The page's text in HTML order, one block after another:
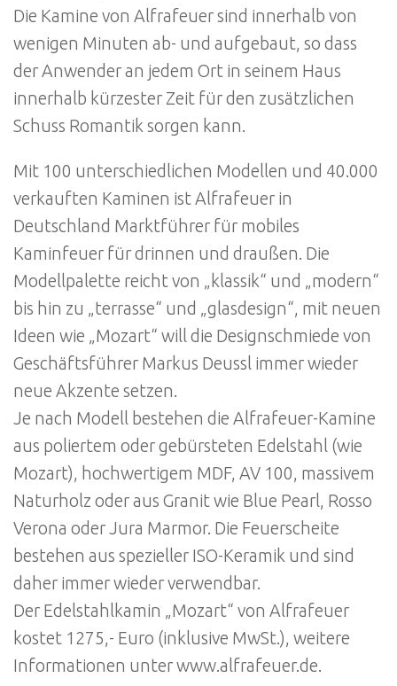
Die Kamine von Alfrafeuer sind innerhalb von
wenigen Minuten ab- und aufgebaut, so dass
der Anwender an jedem Ort in seinem Haus
innerhalb kürzester Zeit für den zusätzlichen
Schuss Romantik sorgen kann.
Mit 100 unterschiedlichen Modellen und 40.000
verkauften Kaminen ist Alfrafeuer in
Deutschland Marktführer für mobiles
Kaminfeuer für drinnen und draußen. Die
Modellpalette reicht von „klassik“ und „modern“
bis hin zu „terrasse“ und „glasdesign“, mit neuen
Ideen wie „Mozart“ will die Designschmiede von
Geschäftsführer Markus Deussl immer wieder
neue Akzente setzen.
Je nach Modell bestehen die Alfrafeuer-Kamine
aus poliertem oder gebürsteten Edelstahl (wie
Mozart), hochwertigem MDF, AV 100, massivem
Naturholz oder aus Granit wie Blue Pearl, Rosso
Verona oder Jura Marmor. Die Feuerscheite
bestehen aus spezieller ISO-Keramik und sind
daher immer wieder verwendbar.
Der Edelstahlkamin „Mozart“ von Alfrafeuer
kostet 1275,- Euro (inklusive MwSt.), weitere
Informationen unter www.alfrafeuer.de.